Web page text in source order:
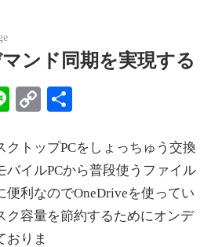
ンド同期を実現する
LineCopy
クトップPCをしょっちゅう交換
バイルPCから普段使うファイル
便利なのでOneDriveを使ってい
ク容量を節約するためにオンデ
おりま